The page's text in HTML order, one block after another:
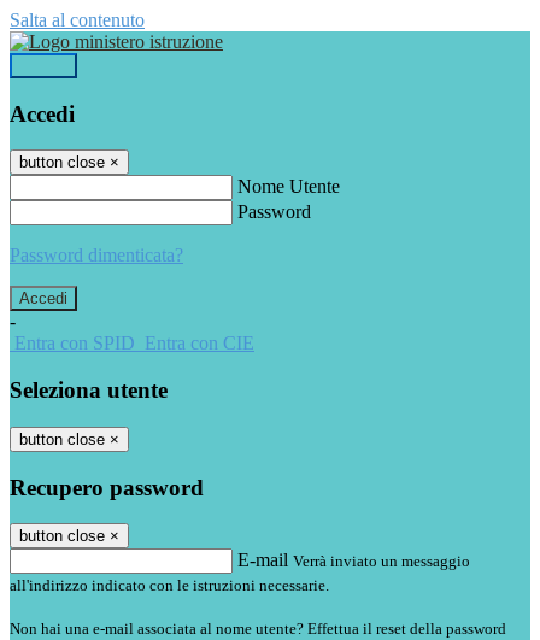
Salta al contenuto
Accedi
button close ×
Nome Utente
Password
Password dimenticata?
-
Entra con SPID Entra con CIE
Seleziona utente
button close ×
Recupero password
button close ×
E-mail Verrà inviato un messaggio
all'indirizzo indicato con le istruzioni necessarie.
Non hai una e-mail associata al nome utente? Effettua il reset della password